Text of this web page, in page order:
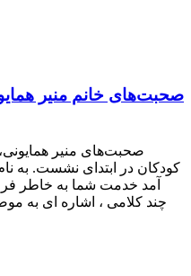
صحبت‌های خانم منیر
صحبت‌های منیر
کودکان در ابتدای نشست. به
آمد خدمت شما به خاطر
چند کلامی ، اشاره ای به